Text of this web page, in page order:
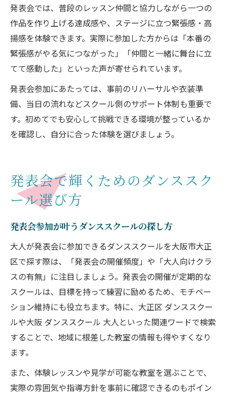
発表会では、普段のレッスン仲間と協力しながら一つの
作品を作り上げる達成感や、ステージに立つ緊張感・高
揚感を体験できます。実際に参加した方からは「本番の
緊張感がやる気につながった」「仲間と一緒に舞台に立
てて感動した」といった声が寄せられています。
発表会参加にあたっては、事前のリハーサルや衣装準
備、当日の流れなどスクール側のサポート体制も重要で
す。初めてでも安心して挑戦できる環境が整っているか
を確認し、自分に合った体験を選びましょう。
発表会で輝くためのダンススク
ール選び方
発表会参加が叶うダンススクールの探し方
大人が発表会に参加できるダンススクールを大阪市大正
区で探す際は、「発表会の開催頻度」や「大人向けクラ
スの有無」に注目しましょう。発表会の開催が定期的な
スクールは、目標を持って練習に励めるため、モチベー
ション維持にも役立ちます。特に、大正区 ダンススクー
ルや大阪 ダンススクール 大人といった関連ワードで検索
することで、地域に根差した教室の情報も得やすくなり
ます。
また、体験レッスンや見学が可能な教室を選ぶことで、
実際の雰囲気や指導方針を事前に確認できるのもポイン